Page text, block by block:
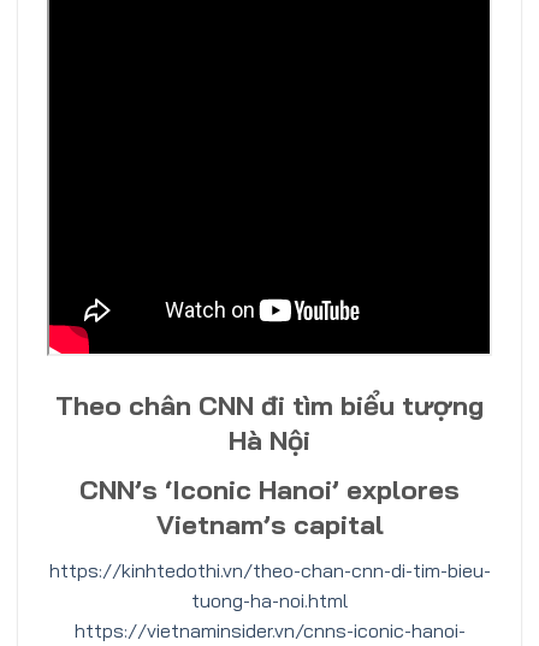
Theo chân CNN đi tìm biểu tượng
Hà Nội
CNN’s ‘Iconic Hanoi’ explores
Vietnam’s capital
https://kinhtedothi.vn/theo-chan-cnn-di-tim-bieu-
tuong-ha-noi.html
https://vietnaminsider.vn/cnns-iconic-hanoi-